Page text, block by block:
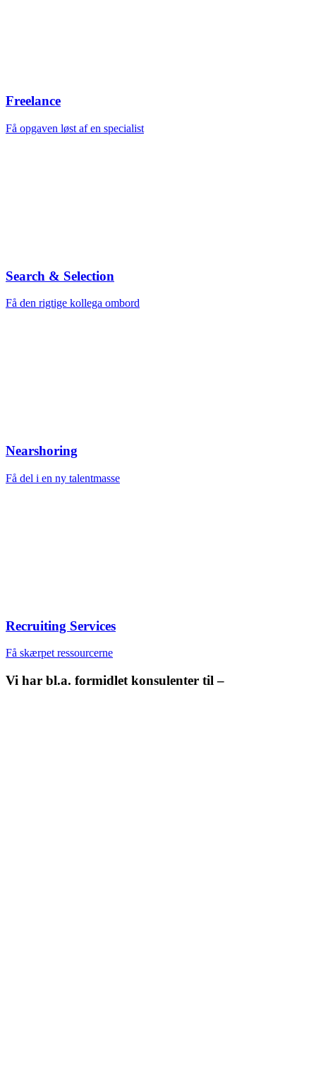
Freelance
Få opgaven løst af en specialist
Search & Selection
Få den rigtige kollega ombord
Nearshoring
Få del i en ny talentmasse
Recruiting Services
Få skærpet ressourcerne
Vi har bl.a. formidlet konsulenter til –